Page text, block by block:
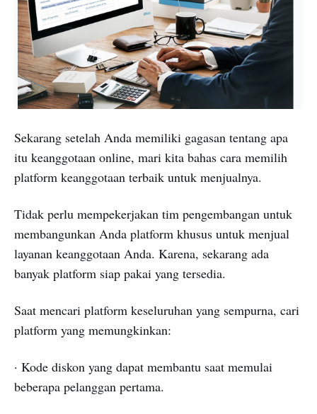
Sekarang setelah Anda memiliki gagasan tentang apa
itu keanggotaan online, mari kita bahas cara memilih
platform keanggotaan terbaik untuk menjualnya.
Tidak perlu mempekerjakan tim pengembangan untuk
membangunkan Anda platform khusus untuk menjual
layanan keanggotaan Anda. Karena, sekarang ada
banyak platform siap pakai yang tersedia.
Saat mencari platform keseluruhan yang sempurna, cari
platform yang memungkinkan:
· Kode diskon yang dapat membantu saat memulai
beberapa pelanggan pertama.